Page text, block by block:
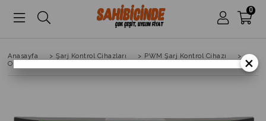
0
Anasayfa > Şarj Kontrol Cihazları > PWM Şarj Kontrol Cihazı
>
Ortec Solar 12/24V 40AH PWM Şarj Kontrol Cihazı
×